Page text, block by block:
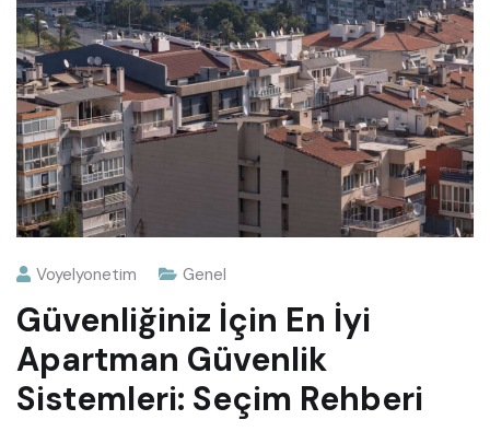
Voyelyonetim Genel
Güvenliğiniz İçin En İyi
Apartman Güvenlik
Sistemleri: Seçim Rehberi